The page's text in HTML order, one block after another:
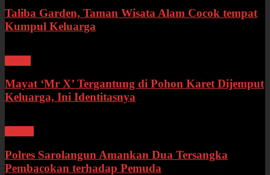
Taliba Garden, Taman Wisata Alam Cocok tempat
Kumpul Keluarga
Mayat ‘Mr X’ Tergantung di Pohon Karet Dijemput
Keluarga, Ini Identitasnya
Polres Sarolangun Amankan Dua Tersangka
Pembacokan terhadap Pemuda